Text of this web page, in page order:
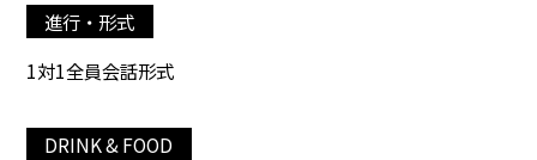
進行・形式
1対1全員会話形式
DRINK & FOOD